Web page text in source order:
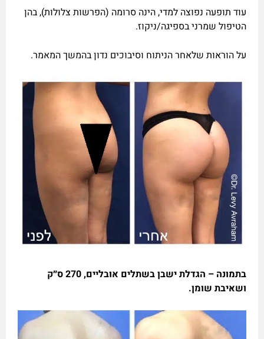
עוד תופעה נפוצה למדי, הינה סרומה (הפרשות צלולות), בהן
הטיפול שמרני בספיגה/ניקוז.
על הוראות שלאחר הניתוח וסיבוכים נדון בהמשך המאמר.
בתמונה – הגדלת ישבן בשתלים אובליים, 270 ס״ק
ושאיבת שומן.